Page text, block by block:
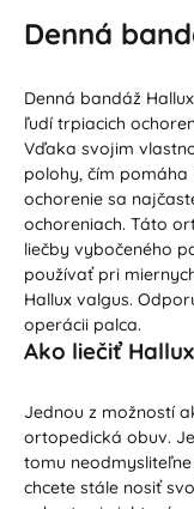
Denná
Denná bandáž
ľudí trpiacich
Vďaka svojim
polohy, čím
ochorenie sa
ochoreniach. Táto
liečby vybočeného
používať pri
Hallux valgus.
operácii palca.
Ako liečiť
Jednou z možností
ortopedická obuv.
tomu
chcete stále nosiť